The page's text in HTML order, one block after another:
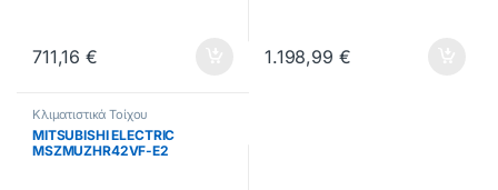
711,16€ 1.198,99 €
Κλιματιστικά Τοίχου
MITSUBISHI ELECTRIC
MSZMUZHR42VF-E2